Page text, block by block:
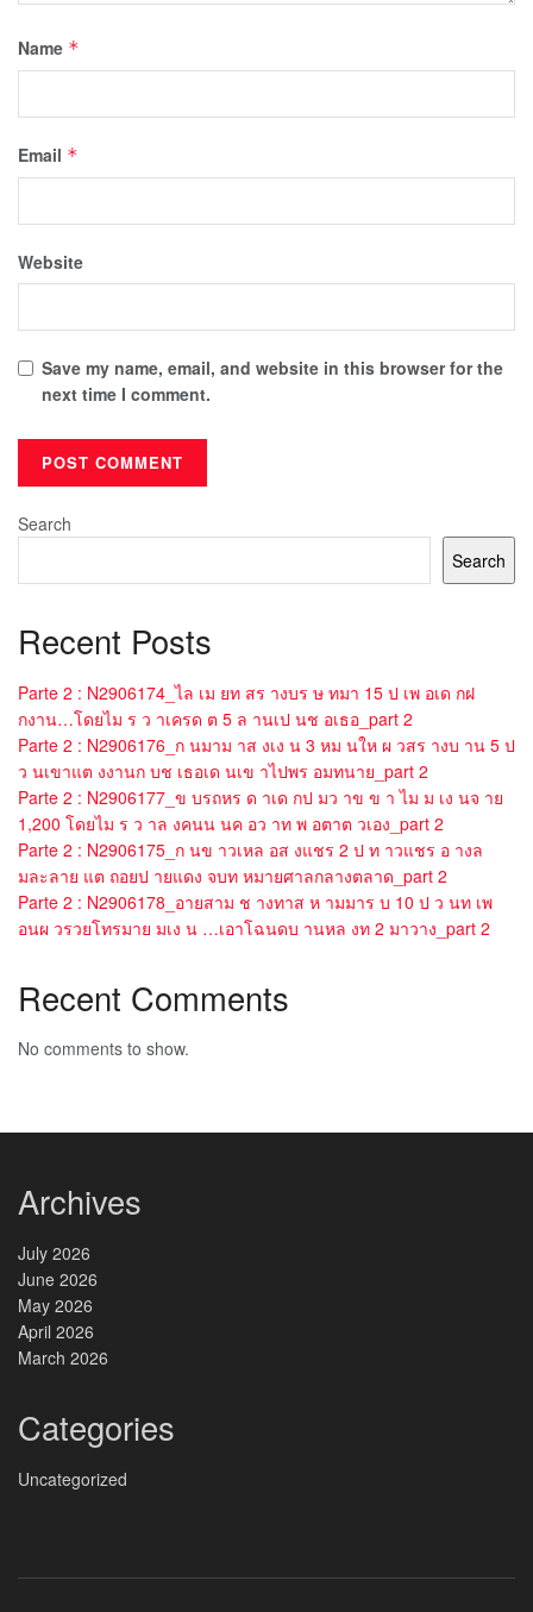
Name *
Email *
Website
Save my name, email, and website in this browser for the
next time I comment.
Search
Search
Recent Posts
Parte 2 : N2906174_ไล เม ยท สร างบร ษ ทมา 15 ป เพ อเด กฝ
กงาน…โดยไม ร ว าเครด ต 5 ล านเป นช อเธอ_part 2
Parte 2 : N2906176_ก นมาม าส งเง น 3 หม นให ผ วสร างบ าน 5 ป
ว นเขาแต งงานก บช เธอเด นเข าไปพร อมทนาย_part 2
Parte 2 : N2906177_ข บรถหร ด าเด กป มว าข ข า ไม ม เง นจ าย
1,200 โดยไม ร ว าล งคนน นค อว าท พ อตาต วเอง_part 2
Parte 2 : N2906175_ก นข าวเหล อส งแชร 2 ป ท าวแชร อ างล
มละลาย แต ถอยป ายแดง จบท หมายศาลกลางตลาด_part 2
Parte 2 : N2906178_อายสาม ช างทาส ห ามมาร บ 10 ป ว นท เพ
อนผ วรวยโทรมาย มเง น …เอาโฉนดบ านหล งท 2 มาวาง_part 2
Recent Comments
No comments to show.
Archives
July 2026
June 2026
May 2026
April 2026
March 2026
Categories
Uncategorized